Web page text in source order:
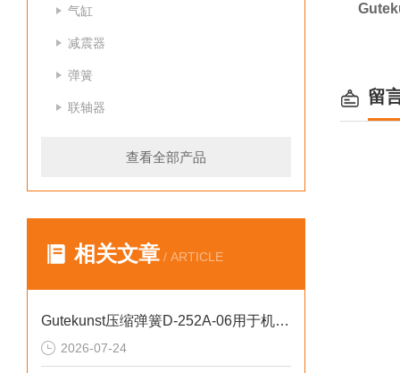
气缸
减震器
弹簧
联轴器
查看全部产品
相关文章 / ARTICLE
Gutekunst压缩弹簧D-252A-06用于机床与液压元件
2026-07-24
留